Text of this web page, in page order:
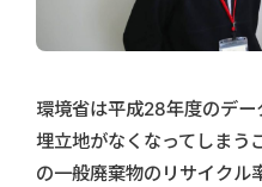
環境省は平成28年度のデ
埋立地がなくなってしまう
の一般廃棄物のリサイクル